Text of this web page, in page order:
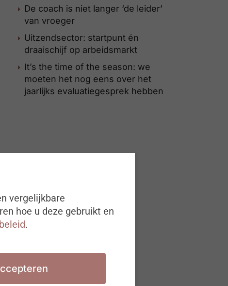
De coach is niet langer ‘de leider’
van vroeger
Uitzendsector: startpunt én
draaischijf op arbeidsmarkt
It’s the time of the season: we
moeten het nog eens over het
jaarlijks evaluatiegesprek hebben
vergelijkbare
hoe u deze gebruikt en
.